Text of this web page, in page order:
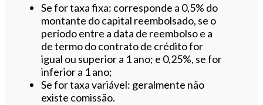
Se for taxa fixa: corresponde a 0,5% do
montante do capital reembolsado, se o
período entre a data de reembolso e a
de termo do contrato de crédito for
igual ou superior a 1 ano; e 0,25%, se for
inferior a 1 ano;
Se for taxa variável: geralmente não
existe comissão.